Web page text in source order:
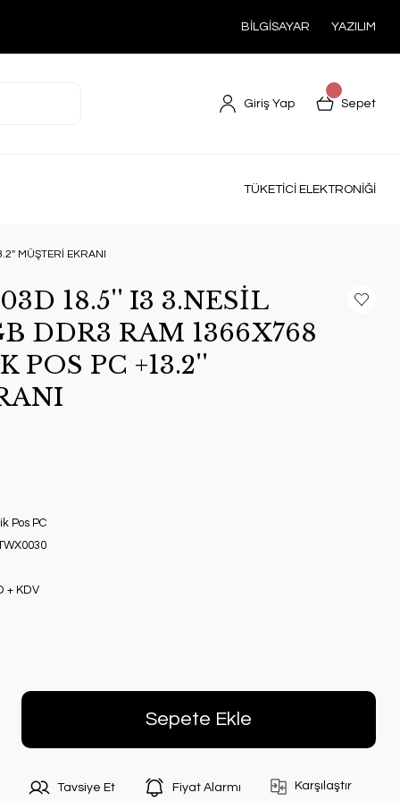
BİLGİSAYAR YAZILIM
Giriş Yap Sepet
TÜKETİCİ ELEKTRONİĞİ
MÜŞTERİ EKRANI
18.5'' I3 3.NESİL
DDR3 RAM 1366X768
POS PC +13.2''
Pos PC
+ KDV
Sepete Ekle
Tavsiye Et Fiyat Alarmı Karşılaştır